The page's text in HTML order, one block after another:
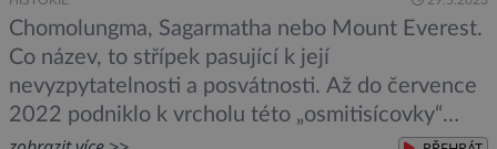
Chomolungma, Sagarmatha nebo Mount Everest.
Co název, to střípek pasující k její
nevyzpytatelnosti a posvátnosti. Až do července
2022 podniklo k vrcholu této „osmitisícovky“
výpravu 6098 lidí. Mezi nimi také na pohled